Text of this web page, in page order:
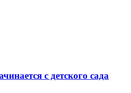
с детского сада